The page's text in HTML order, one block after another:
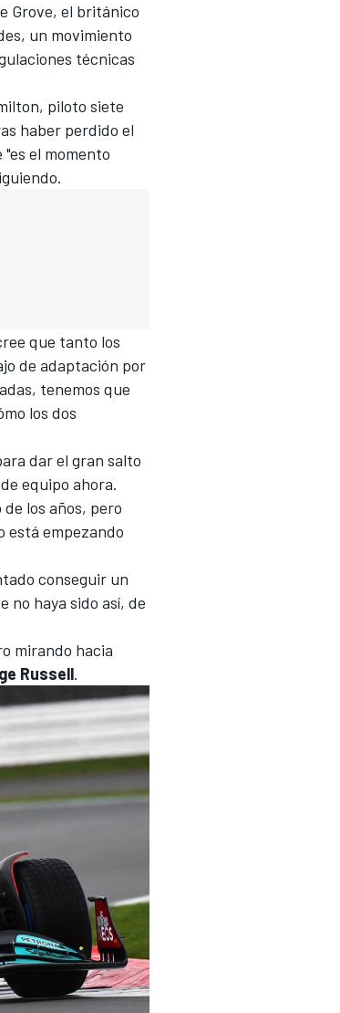
Grove, el británico
un movimiento
técnicas
, piloto siete
haber perdido el
"es el momento
que tanto los
de adaptación por
tenemos que
los dos
dar el gran salto
equipo ahora.
los años, pero
está empezando
conseguir un
no haya sido así, de
mirando hacia
Russell.